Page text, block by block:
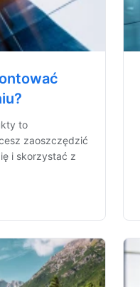
to
zaoszczędzić
i skorzystać z